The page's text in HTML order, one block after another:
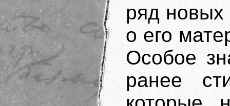
ряд новых
о его
Особое
ранее